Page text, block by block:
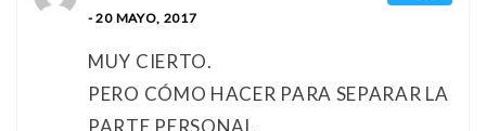
- 20 MAYO, 2017
MUY CIERTO.
PERO CÓMO HACER PARA SEPARAR LA